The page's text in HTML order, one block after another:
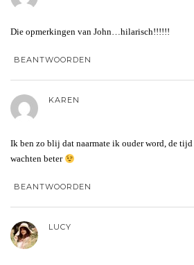
Die opmerkingen van John…hilarisch!!!!!!
BEANTWOORDEN
KAREN
Ik ben zo blij dat naarmate ik ouder word, de tijd
wachten beter
BEANTWOORDEN
LUCY